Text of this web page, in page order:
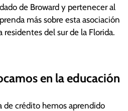
de Broward y pertenecer al
más sobre esta asociación
del sur de la Florida.
en la educación
de crédito hemos aprendido